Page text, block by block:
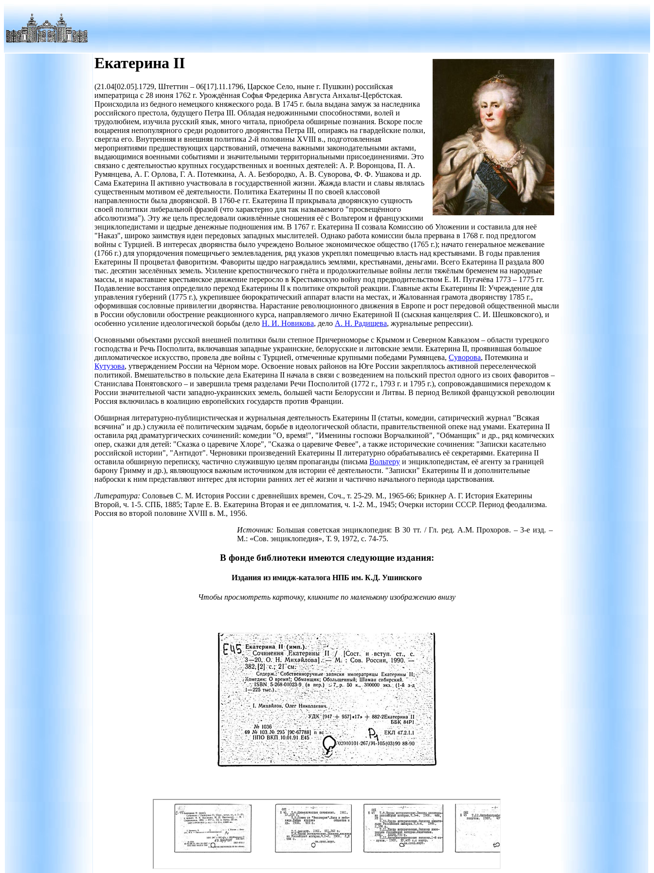
Екатерина II
(21.04[02.05].1729, Штеттин – 06[17].11.1796, Царское Село, ныне г. Пушкин) российская
императрица с 28 июня 1762 г. Урождённая Софья Фредерика Августа Анхальт-Цербстская.
Происходила из бедного немецкого княжеского рода. В 1745 г. была выдана замуж за наследника
российского престола, будущего Петра III. Обладая недюжинными способностями, волей и
трудолюбием, изучила русский язык, много читала, приобрела обширные познания. Вскоре после
воцарения непопулярного среди родовитого дворянства Петра III, опираясь на гвардейские полки,
свергла его. Внутренняя и внешняя политика 2-й половины XVIII в., подготовленная
мероприятиями предшествующих царствований, отмечена важными законодательными актами,
выдающимися военными событиями и значительными территориальными присоединениями. Это
связано с деятельностью крупных государственных и военных деятелей: А. Р. Воронцова, П. А.
Румянцева, А. Г. Орлова, Г. А. Потемкина, А. А. Безбородко, А. В. Суворова, Ф. Ф. Ушакова и др.
Сама Екатерина II активно участвовала в государственной жизни. Жажда власти и славы являлась
существенным мотивом её деятельности. Политика Екатерины II по своей классовой
направленности была дворянской. В 1760-е гг. Екатерина II прикрывала дворянскую сущность
своей политики либеральной фразой (что характерно для так называемого "просвещённого
абсолютизма"). Эту же цель преследовали оживлённые сношения её с Вольтером и французскими
энциклопедистами и щедрые денежные подношения им. В 1767 г. Екатерина II созвала Комиссию об Уложении и составила для неё
"Наказ", широко заимствуя идеи передовых западных мыслителей. Однако работа комиссии была прервана в 1768 г. под предлогом
войны с Турцией. В интересах дворянства было учреждено Вольное экономическое общество (1765 г.); начато генеральное межевание
(1766 г.) для упорядочения помещичьего землевладения, ряд указов укреплял помещичью власть над крестьянами. В годы правления
Екатерины II процветал фаворитизм. Фавориты щедро награждались землями, крестьянами, деньгами. Всего Екатерина II раздала 800
тыс. десятин заселённых земель. Усиление крепостнического гнёта и продолжительные войны легли тяжёлым бременем на народные
массы, и нараставшее крестьянское движение переросло в Крестьянскую войну под предводительством Е. И. Пугачёва 1773 – 1775 гг.
Подавление восстания определило переход Екатерины II к политике открытой реакции. Главные акты Екатерины II: Учреждение для
управления губерний (1775 г.), укрепившее бюрократический аппарат власти на местах, и Жалованная грамота дворянству 1785 г.,
оформившая сословные привилегии дворянства. Нарастание революционного движения в Европе и рост передовой общественной мысли
в России обусловили обострение реакционного курса, направляемого лично Екатериной II (сыскная канцелярия С. И. Шешковского), и
особенно усиление идеологической борьбы (дело Н. И. Новикова, дело А. Н. Радищева, журнальные репрессии).
Основными объектами русской внешней политики были степное Причерноморье с Крымом и Северном Кавказом – области турецкого
господства и Речь Посполита, включавшая западные украинские, белорусские и литовские земли. Екатерина II, проявившая большое
дипломатическое искусство, провела две войны с Турцией, отмеченные крупными победами Румянцева, Суворова, Потемкина и
Кутузова, утверждением России на Чёрном море. Освоение новых районов на Юге России закреплялось активной переселенческой
политикой. Вмешательство в польские дела Екатерина II начала в связи с возведением на польский престол одного из своих фаворитов –
Станислава Понятовского – и завершила тремя разделами Речи Посполитой (1772 г., 1793 г. и 1795 г.), сопровождавшимися переходом к
России значительной части западно-украинских земель, большей части Белоруссии и Литвы. В период Великой французской революции
Россия включилась в коалицию европейских государств против Франции.
Обширная литературно-публицистическая и журнальная деятельность Екатерины II (статьи, комедии, сатирический журнал "Всякая
всячина" и др.) служила её политическим задачам, борьбе в идеологической области, правительственной опеке над умами. Екатерина II
оставила ряд драматургических сочинений: комедии "О, время!", "Именины госпожи Ворчалкиной", "Обманщик" и др., ряд комических
опер, сказки для детей: "Сказка о царевиче Хлоре", "Сказка о царевиче Февее", а также исторические сочинения: "Записки касательно
российской истории", "Антидот". Черновики произведений Екатерины II литературно обрабатывались её секретарями. Екатерина II
оставила обширную переписку, частично служившую целям пропаганды (письма Вольтеру и энциклопедистам, её агенту за границей
барону Гримму и др.), являющуюся важным источником для истории её деятельности. "Записки" Екатерины II и дополнительные
наброски к ним представляют интерес для истории ранних лет её жизни и частично начального периода царствования.
Литература: Соловьев С. М. История России с древнейших времен, Соч., т. 25-29. М., 1965-66; Брикнер А. Г. История Екатерины
Второй, ч. 1-5. СПБ, 1885; Тарле Е. В. Екатерина Вторая и ее дипломатия, ч. 1-2. М., 1945; Очерки истории СССР. Период феодализма.
Россия во второй половине XVIII в. М., 1956.
Источник: Большая советская энциклопедия: В 30 тт. / Гл. ред. А.М. Прохоров. – 3-е изд. –
М.: «Сов. энциклопедия», Т. 9, 1972, с. 74-75.
В фонде библиотеки имеются следующие издания:
Издания из имидж-каталога НПБ им. К.Д. Ушинского
Чтобы просмотреть карточку, кликните по маленькому изображению внизу